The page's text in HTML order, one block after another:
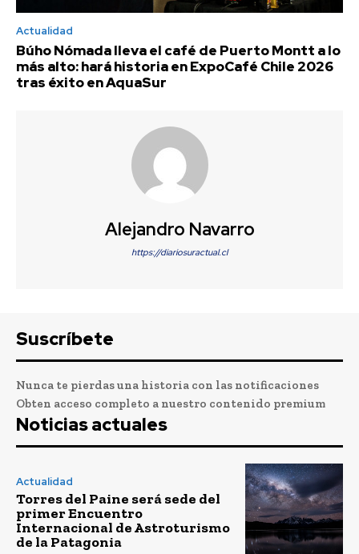
Actualidad
Búho Nómada lleva el café de Puerto Montt a lo
más alto: hará historia en ExpoCafé Chile 2026
tras éxito en AquaSur
Alejandro Navarro
https://diariosuractual.cl
Suscríbete
Nunca te pierdas una historia con las notificaciones
Obten acceso completo a nuestro contenido premium
Noticias actuales
Actualidad
Torres del Paine será sede del
primer Encuentro
Internacional de Astroturismo
de la Patagonia